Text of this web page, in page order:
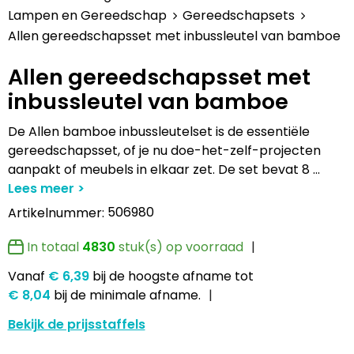
Lampen en Gereedschap
Paraplu's
Persoonlijke verzorging
Reisbenodigdheden
Sleutelhangers en Lanyards
Snoepgoed
Spellen voor binnen en buiten
Sport
Draagtassen
Fietstassen
Golftassen
Heuptassen
Jute tassen
Katoenen draagtassen
Kledingtassen
Koeltassen en Koelboxen
Multifunctionele pennen
Kinderschrijfwaren
Pennen in unieke vormen
Gadgetpennen
Hemden bedrukken
Kledingaccessoires
Ondergoed, Sokken en Nachtkleding
Petten, Hoeden en Mutsen
Peuters en Baby's
Polo's bedrukken
Regenkleding
Schoenen
USB Stekkers
Selfie sticks
Powerbanks
Telefoonstandaards en accessoires
Computer- en Laptopaccessoires
Zonne energie opladers
Tabletstandaards en accessoires
Speakers en Speakeraccessoires
Pennen etui's
Portemonnees
Post, Pen en Geschenkverpakkingen
Stickers
Visitekaart- en Pashouders
Whiteboards en flipcharts
Hoteltextiel
Kledingaccessoires
Ondergoed en Sokken
Overalls
Overhemden
Polo's
Reflecterende polo's
Reflecterende vesten
Clique
Elevate
James Harvest
Journalbooks
Mepal
Moleskine
Motorola
MyKit
Lampen en Gereedschap
Gereedschapsets
Allen gereedschapsset met inbussleutel van bamboe
Allen gereedschapsset met
inbussleutel van bamboe
De Allen bamboe inbussleutelset is de essentiële
gereedschapsset, of je nu doe-het-zelf-projecten
aanpakt of meubels in elkaar zet. De set bevat 8...
Artikelnummer: 506980
In totaal 4830 stuk(s) op voorraad
Vanaf € 6,39 bij de hoogste afnametot
€ 8,04 bij de minimale afname.
Bekijk de prijsstaffels